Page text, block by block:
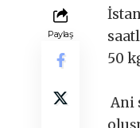
Paylaş
50
Ani